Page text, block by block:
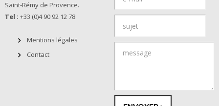
Saint-Rémy de Provence.
Tel : +33 (0)4 90 92 12 78
Mentions légales
Contact